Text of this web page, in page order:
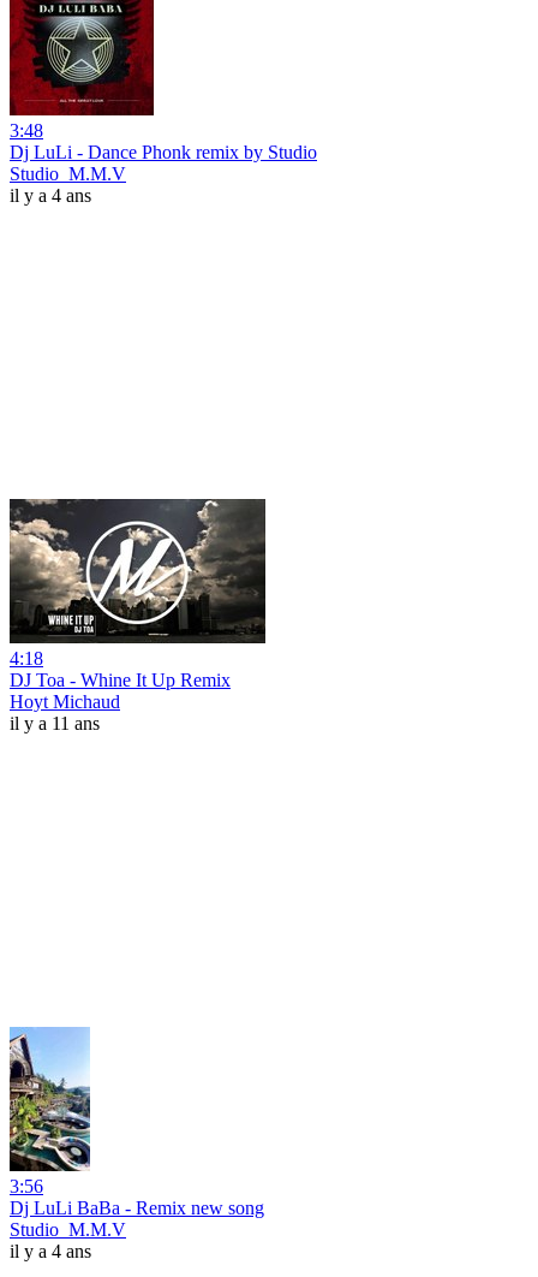
3:48
Dj LuLi - Dance Phonk remix by Studio
Studio_M.M.V
il y a 4 ans
4:18
DJ Toa - Whine It Up Remix
Hoyt Michaud
il y a 11 ans
3:56
Dj LuLi BaBa - Remix new song
Studio_M.M.V
il y a 4 ans